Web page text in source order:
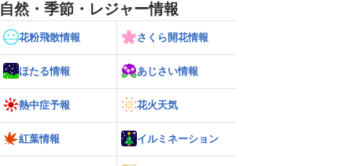
自然・季節・レジャー情報
花粉飛散情報 さくら開花情報
ほたる情報 あじさい情報
熱中症予報 花火天気
紅葉情報 イルミネーション